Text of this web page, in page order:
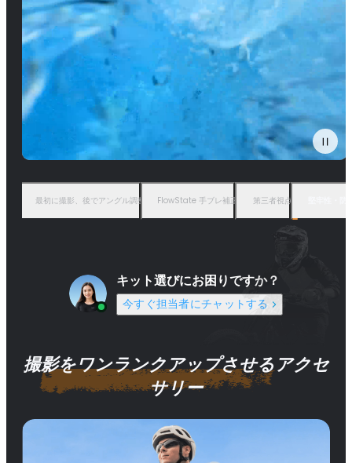
最初に撮影、後でアングル調整 FlowState 手ブレ補正 第三者視点
キット選びにお困りですか？
今すぐ担当者にチャットする
撮影をワンランクアップさせるアクセ
サリー